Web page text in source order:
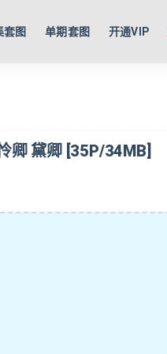
套图 单期套图 开通VIP
卿 黛卿 [35P/34MB]
全部